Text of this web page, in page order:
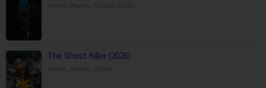
The Ghost Killer (2026)